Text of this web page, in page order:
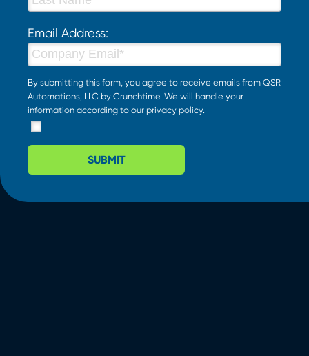
Email Address:
By submitting this form, you agree to receive emails from QSR
Automations, LLC by Crunchtime. We will handle your
information according to our privacy policy.
SUBMIT